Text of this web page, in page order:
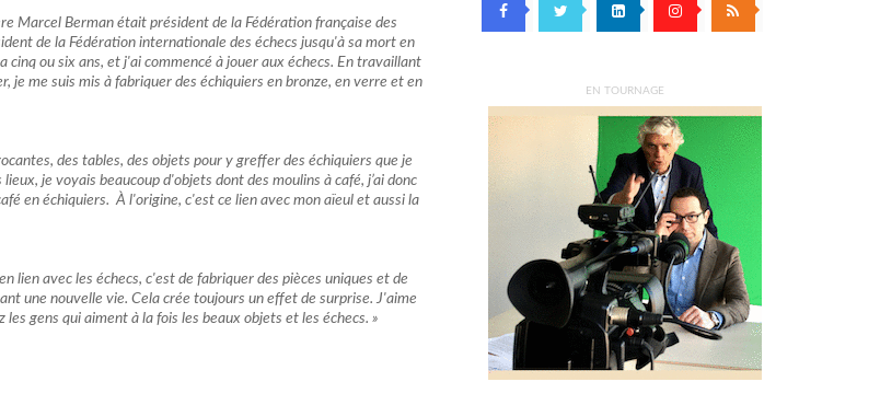
Marcel Berman était président de la Fédération française des
de la Fédération internationale des échecs jusqu'à sa mort en
cinq ou six ans, et j'ai commencé à jouer aux échecs. En travaillant
je me suis mis à fabriquer des échiquiers en bronze, en verre et en
des tables, des objets pour y greffer des échiquiers que je
je voyais beaucoup d'objets dont des moulins à café, j’ai donc
en échiquiers. À l'origine, c'est ce lien avec mon aïeul et aussi la
lien avec les échecs, c'est de fabriquer des pièces uniques et de
une nouvelle vie. Cela crée toujours un effet de surprise. J'aime
gens qui aiment à la fois les beaux objets et les échecs. »
EN TOURNAGE